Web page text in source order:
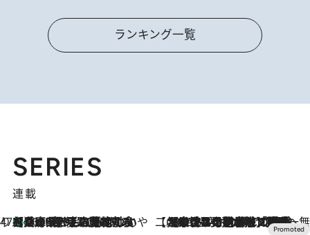
ランキング一覧
SERIES
連載
47都道府県の手みやげ ひんやりスイーツで夏を満喫
2026.8.8
【兵庫県】この夏絶対食べたい 冷やしておいしいおやつ3選 淡路島の恵みをジェラートに集約 【CREA×星野リゾート】唯一無二。癒しと発見が待つ場所へ
2026.8.7
【トンボの足水浴】ヒノキの香りに包まれて涼感マックス！約13℃の湧水かけ流しを避暑地「星野温泉 トンボの湯」で体験